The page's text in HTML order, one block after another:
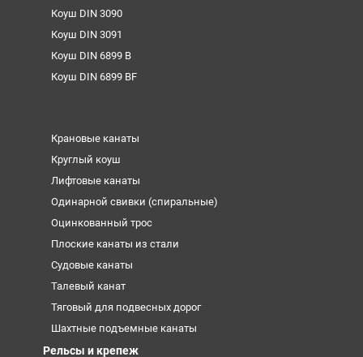
Коуш DIN 3090
Коуш DIN 3091
Коуш DIN 6899 B
Коуш DIN 6899 BF
Крановые канаты
Круглый коуш
Лифтовые канаты
Одинарной свивки (спиральные)
Оцинкованный трос
Плоские канаты из стали
Судовые канаты
Талевый канат
Тяговый для подвесных дорог
Шахтные подъемные канаты
Рельсы и крепеж